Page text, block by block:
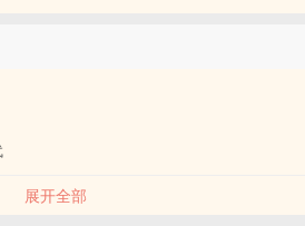
了自己的哥哥。
展开全部